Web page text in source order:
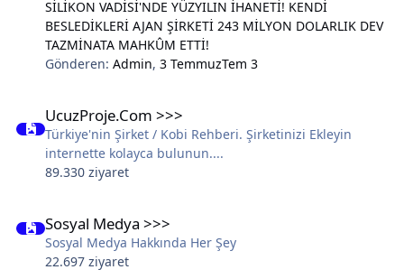
SİLİKON VADİSİ'NDE YÜZYILIN İHANETİ! KENDİ
BESLEDİKLERİ AJAN ŞİRKETİ 243 MİLYON DOLARLIK DEV
TAZMİNATA MAHKÛM ETTİ!
Gönderen:Admin,3 TemmuzTem 3
UcuzProje.Com >>>
Türkiye'nin Şirket / Kobi Rehberi. Şirketinizi Ekleyin
internette kolayca bulunun....
89.330 ziyaret
Sosyal Medya >>>
Sosyal Medya Hakkında Her Şey
22.697 ziyaret